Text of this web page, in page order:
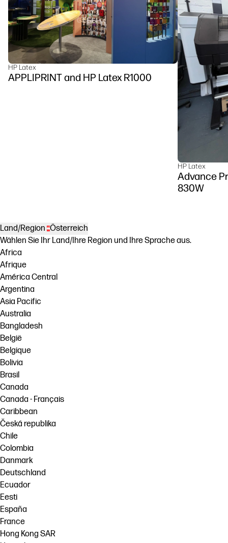
HP Latex
APPLIPRINT and HP Latex R1000
HP Latex
Advance
830W
Land/Region Österreich
Wählen Sie Ihr Land/Ihre Region und Ihre Sprache aus.
Africa
Afrique
América Central
Argentina
Asia Pacific
Australia
Bangladesh
België
Belgique
Bolivia
Brasil
Canada
Canada - Français
Caribbean
Česká republika
Chile
Colombia
Danmark
Deutschland
Ecuador
Eesti
España
France
Hong Kong SAR